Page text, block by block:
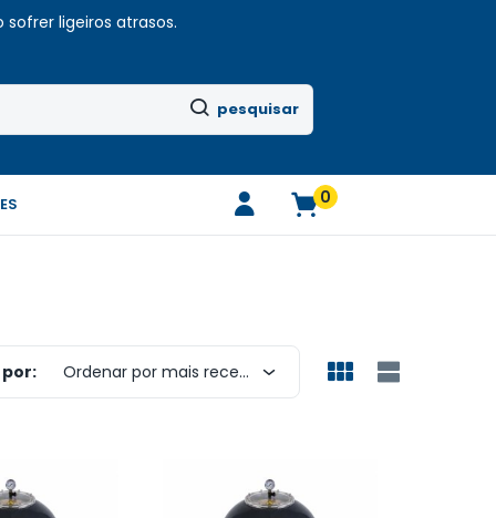
ligeiros atrasos.
pesquisar
0
Ordenar por mais recentes